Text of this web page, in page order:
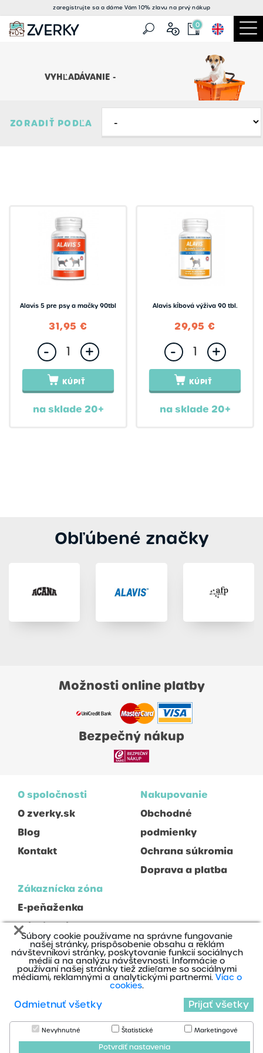
zaregistrujte sa a dáme Vám 10% zlavu na prvý nákup
0
VYHĽADÁVANIE -
ZORADIŤ PODĽA
Alavis 5 pre psy a mačky 90tbl
31,95 €
- +
KÚPIŤ
na sklade 20+
Alavis kĺbová výživa 90 tbl.
29,95 €
- +
KÚPIŤ
na sklade 20+
Obľúbené značky
Možnosti online platby
Bezpečný nákup
O spoločnosti
O zverky.sk
Blog
Kontakt
Nakupovanie
Obchodné
podmienky
Ochrana súkromia
Doprava a platba
Zákaznícka zóna
E-peňaženka
Prihlásenie
Registrácia
2020 © Zverky s.r.o., Všetky práva vyhradené
Nájdete nás na:
Cookies
Súbory cookie používame na správne fungovanie
našej stránky, prispôsobenie obsahu a reklám
návštevníkovi stránky, poskytovanie funkcií sociálnych
médií a na analýzu návštevnosti. Informácie o
používaní našej stránky tiež zdieľame so sociálnymi
médiami, reklamnými a analytickými partnermi. Viac o
cookies.
Odmietnuť všetky Prijať všetky
Nevyhnutné Štatistické Marketingové
Potvrdiť nastavenia